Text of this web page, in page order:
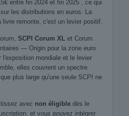
entre fin 2024 et fin 2025 , ce qui
les distributions en euros. La
livre remonte, c'est un levier positif.
SCPI Corum XL et Corum
— Origin pour la zone euro
l'exposition mondiale et le levier
elles couvrent un spectre
plus large qu'une seule SCPI ne
avec non éligible dès le
et vous pouvez intégrer